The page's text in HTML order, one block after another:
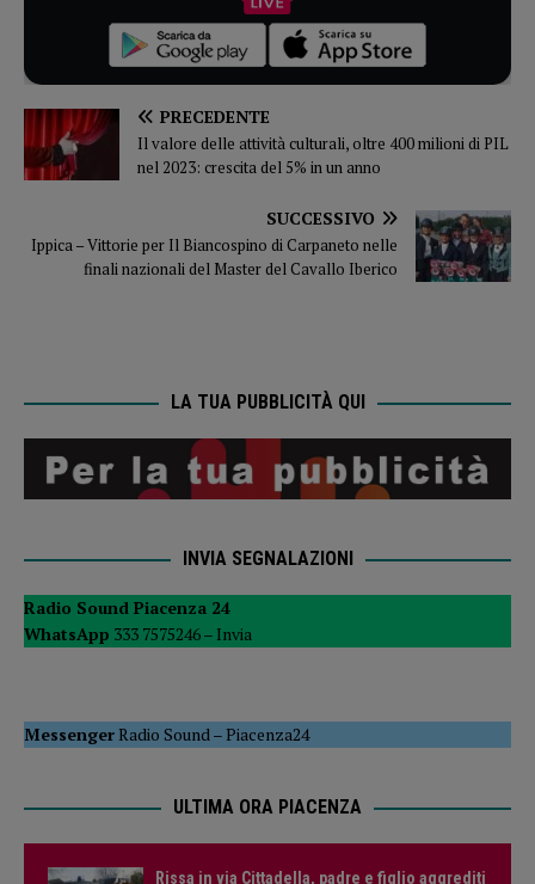
PRECEDENTE
Il valore delle attività culturali, oltre 400 milioni di PIL
nel 2023: crescita del 5% in un anno
SUCCESSIVO
Ippica – Vittorie per Il Biancospino di Carpaneto nelle
finali nazionali del Master del Cavallo Iberico
LA TUA PUBBLICITÀ QUI
INVIA SEGNALAZIONI
Radio Sound Piacenza 24
WhatsApp 333 7575246 – Invia
MessengerRadio Sound –Piacenza24
ULTIMA ORA PIACENZA
Rissa in via Cittadella, padre e figlio aggrediti